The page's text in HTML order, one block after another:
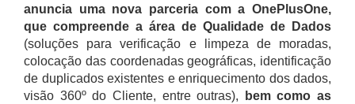
anuncia uma nova parceria com a OnePlusOne,
que compreende a área de Qualidade de Dados
(soluções para verificação e limpeza de moradas,
colocação das coordenadas geográficas, identificação
de duplicados existentes e enriquecimento dos dados,
visão 360º do Cliente, entre outras),
bem como as